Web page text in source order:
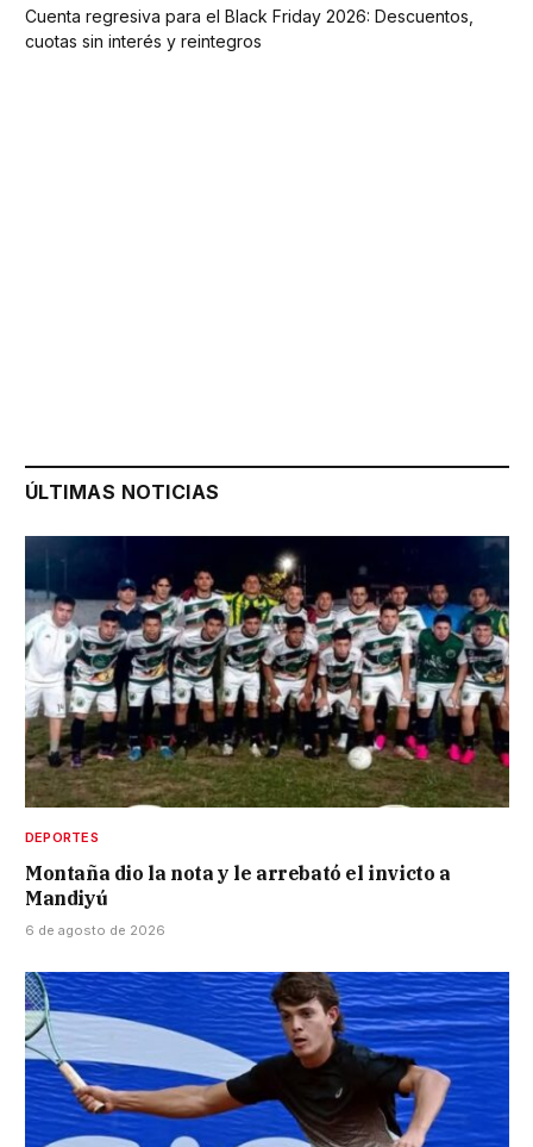
Cuenta regresiva para el Black Friday 2026: Descuentos,
cuotas sin interés y reintegros
ÚLTIMAS NOTICIAS
DEPORTES
Montaña dio la nota y le arrebató el invicto a
Mandiyú
6 de agosto de 2026